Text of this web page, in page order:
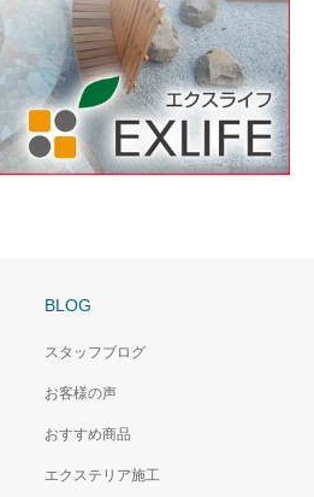
BLOG
スタッフブログ
お客様の声
おすすめ商品
エクステリア施工